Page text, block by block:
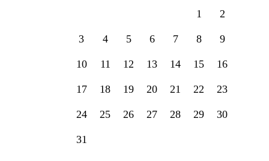
1 2
3 4 5 6 7 8 9
10 11 12 13 14 15 16
17 18 19 20 21 22 23
24 25 26 27 28 29 30
31